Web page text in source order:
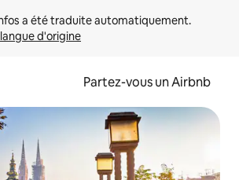
d'origine
Partez-vous un Airbnb